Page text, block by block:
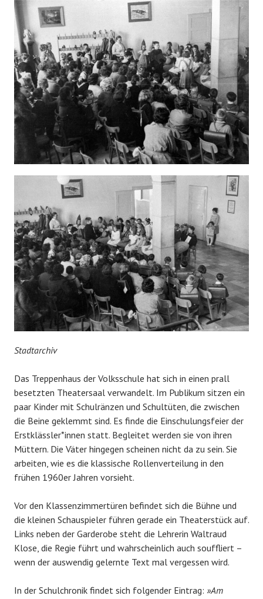
Stadtarchiv
Das Treppenhaus der Volksschule hat sich in einen prall
besetzten Theatersaal verwandelt. Im Publikum sitzen ein
paar Kinder mit Schulränzen und Schultüten, die zwischen
die Beine geklemmt sind. Es finde die Einschulungsfeier der
Erstklässler*innen statt. Begleitet werden sie von ihren
Müttern. Die Väter hingegen scheinen nicht da zu sein. Sie
arbeiten, wie es die klassische Rollenverteilung in den
frühen 1960er Jahren vorsieht.
Vor den Klassenzimmertüren befindet sich die Bühne und
die kleinen Schauspieler führen gerade ein Theaterstück auf.
Links neben der Garderobe steht die Lehrerin Waltraud
Klose, die Regie führt und wahrscheinlich auch souffliert –
wenn der auswendig gelernte Text mal vergessen wird.
In der Schulchronik findet sich folgender Eintrag: »Am